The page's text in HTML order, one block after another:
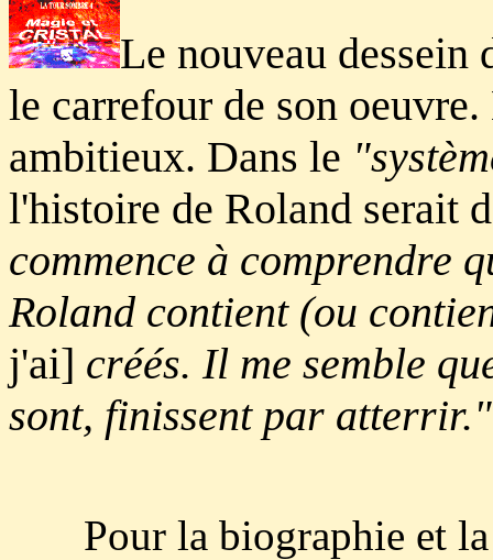
Le nouveau
le carrefour de son
ambitieux. Dans le
l'histoire de Roland serait
commence à comprendre
Roland contient (ou
j'ai] créés. Il me semble
sont, finissent par
Pour la biographie et